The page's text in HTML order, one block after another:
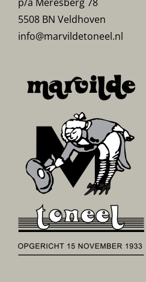
5508 BN Veldhoven
info@marvildetoneel.nl